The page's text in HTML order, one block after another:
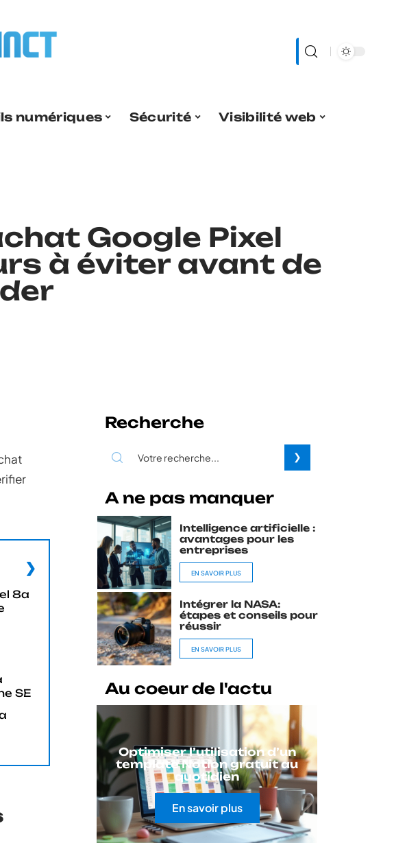
numériques Sécurité Visibilité web
Google Pixel
à éviter avant de
8a
SE
Recherche
A ne pas manquer
Intelligence artificielle :
avantages pour les
entreprises
EN SAVOIR PLUS
Intégrer la NASA:
étapes et conseils pour
réussir
EN SAVOIR PLUS
Au coeur de l'actu
Optimiser l’utilisation d’un
template Notion gratuit au
quotidien
En savoir plus